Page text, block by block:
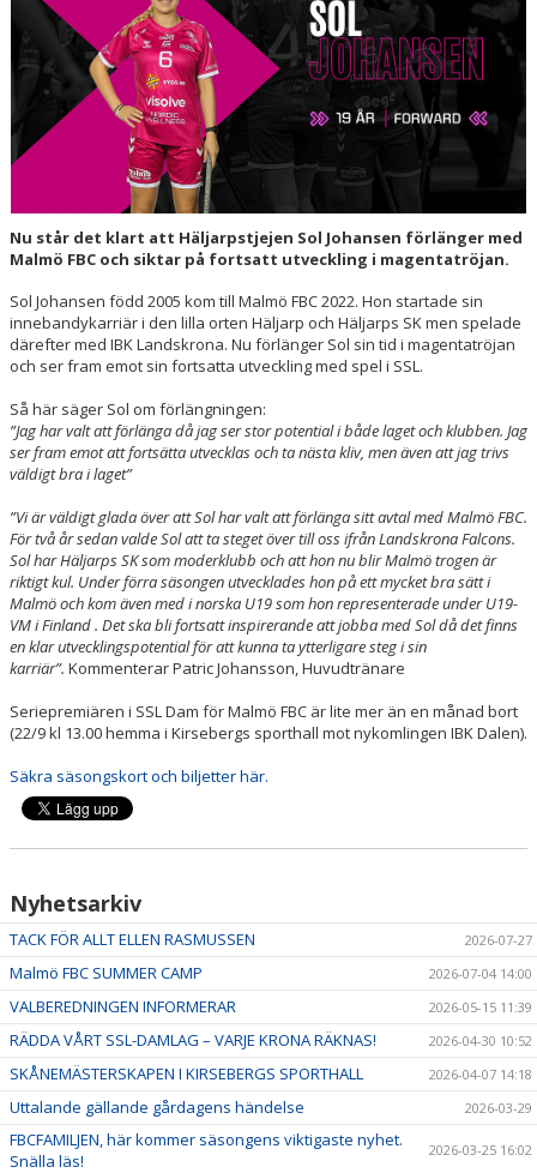
HALL OF FAME
Nu står det klart att Häljarpstjejen Sol Johansen förlänger med
Malmö FBC och siktar på fortsatt utveckling i magentatröjan.
Sol Johansen född 2005 kom till Malmö FBC 2022. Hon startade sin
innebandykarriär i den lilla orten Häljarp och Häljarps SK men spelade
därefter med IBK Landskrona. Nu förlänger Sol sin tid i magentatröjan
och ser fram emot sin fortsatta utveckling med spel i SSL.
Så här säger Sol om förlängningen:
”Jag har valt att förlänga då jag ser stor potential i både laget och klubben. Jag
ser fram emot att fortsätta utvecklas och ta nästa kliv, men även att jag trivs
väldigt bra i laget”
”Vi är väldigt glada över att Sol har valt att förlänga sitt avtal med Malmö FBC.
För två år sedan valde Sol att ta steget över till oss ifrån Landskrona Falcons.
Sol har Häljarps SK som moderklubb och att hon nu blir Malmö trogen är
riktigt kul. Under förra säsongen utvecklades hon på ett mycket bra sätt i
Malmö och kom även med i norska U19 som hon representerade under U19-
VM i Finland . Det ska bli fortsatt inspirerande att jobba med Sol då det finns
en klar utvecklingspotential för att kunna ta ytterligare steg i sin
karriär”. Kommenterar Patric Johansson, Huvudtränare
Seriepremiären i SSL Dam för Malmö FBC är lite mer än en månad bort
(22/9 kl 13.00 hemma i Kirsebergs sporthall mot nykomlingen IBK Dalen).
Säkra säsongskort och biljetter här.
Nyhetsarkiv
TACK FÖR ALLT ELLEN RASMUSSEN 2026-07-27
Malmö FBC SUMMER CAMP 2026-07-04 14:00
VALBEREDNINGEN INFORMERAR 2026-05-15 11:39
RÄDDA VÅRT SSL-DAMLAG – VARJE KRONA RÄKNAS! 2026-04-30 10:52
SKÅNEMÄSTERSKAPEN I KIRSEBERGS SPORTHALL 2026-04-07 14:18
Uttalande gällande gårdagens händelse 2026-03-29
FBCFAMILJEN, här kommer säsongens viktigaste nyhet.
Snälla läs!
2026-03-25 16:02